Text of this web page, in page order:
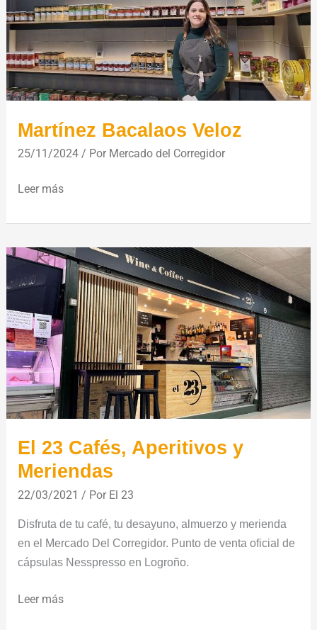
Martínez Bacalaos Veloz
25/11/2024/ Por Mercado del Corregidor
Leer más
El 23 Cafés, Aperitivos y
Meriendas
22/03/2021 / Por El 23
Disfruta de tu café, tu desayuno, almuerzo y merienda
en el Mercado Del Corregidor. Punto de venta oficial de
cápsulas Nesspresso en Logroño.
El
23
Aperitivos
y
Meriendas
Leer más